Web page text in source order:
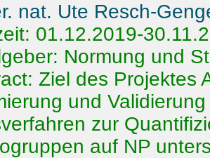
nat. Ute Resch-
01.12.2019-
Normung und
Ziel des Projektes
und
zur
auf NP